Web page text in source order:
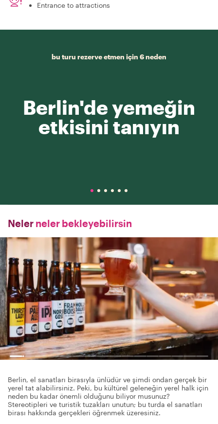
Entrance to attractions
bu turu rezerve etmen için 6 neden
Berlin'de yemeğin
etkisini tanıyın
Neler neler bekleyebilirsin
Berlin, el sanatları birasıyla ünlüdür ve şimdi ondan gerçek bir
yerel tat alabilirsiniz. Peki, bu kültürel geleneğin yerel halk için
neden bu kadar önemli olduğunu biliyor musunuz?
Stereotipleri ve turistik tuzakları unutun; bu turda el sanatları
birası hakkında gerçekleri öğrenmek üzeresiniz.